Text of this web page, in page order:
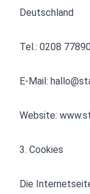
Deutschland
Tel.: 0208
E-Mail:
Website:
3. Cookies
Die